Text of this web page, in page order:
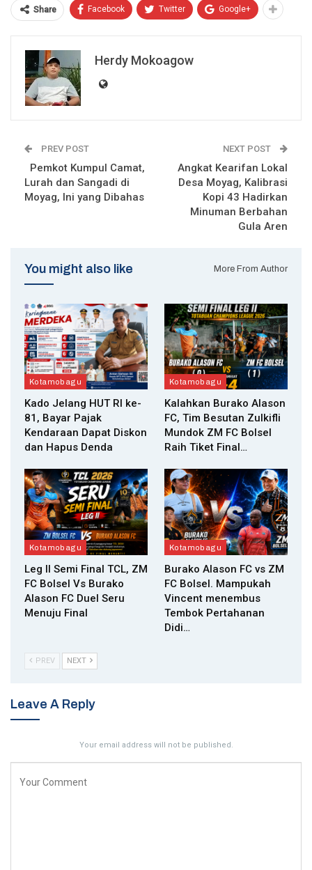
Share Facebook Twitter Google+
Herdy Mokoagow
PREV POST
Pemkot Kumpul Camat,
Lurah dan Sangadi di
Moyag, Ini yang Dibahas
NEXT POST
Angkat Kearifan Lokal
Desa Moyag, Kalibrasi
Kopi 43 Hadirkan
Minuman Berbahan
Gula Aren
You might also like More From Author
Kotamobagu
Kado Jelang HUT RI ke-
81, Bayar Pajak
Kendaraan Dapat Diskon
dan Hapus Denda
Kotamobagu
Kalahkan Burako Alason
FC, Tim Besutan Zulkifli
Mundok ZM FC Bolsel
Raih Tiket Final…
Kotamobagu
Leg II Semi Final TCL, ZM
FC Bolsel Vs Burako
Alason FC Duel Seru
Menuju Final
Kotamobagu
Burako Alason FC vs ZM
FC Bolsel. Mampukah
Vincent menembus
Tembok Pertahanan
Didi…
PREV NEXT
Leave A Reply
Your email address will not be published.